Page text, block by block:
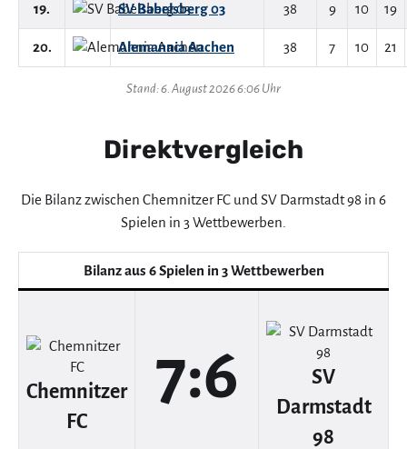
19. SV Babelsberg 03 38 9 10 19
20. Alemannia Aachen 38 7 10 21
Stand: 6. August 2026 6:06 Uhr
Direktvergleich
Die Bilanz zwischen Chemnitzer FC und SV Darmstadt 98 in 6
Spielen in 3 Wettbewerben.
Bilanz aus 6 Spielen in 3 Wettbewerben
Chemnitzer
FC
7:6
SV
Darmstadt
98